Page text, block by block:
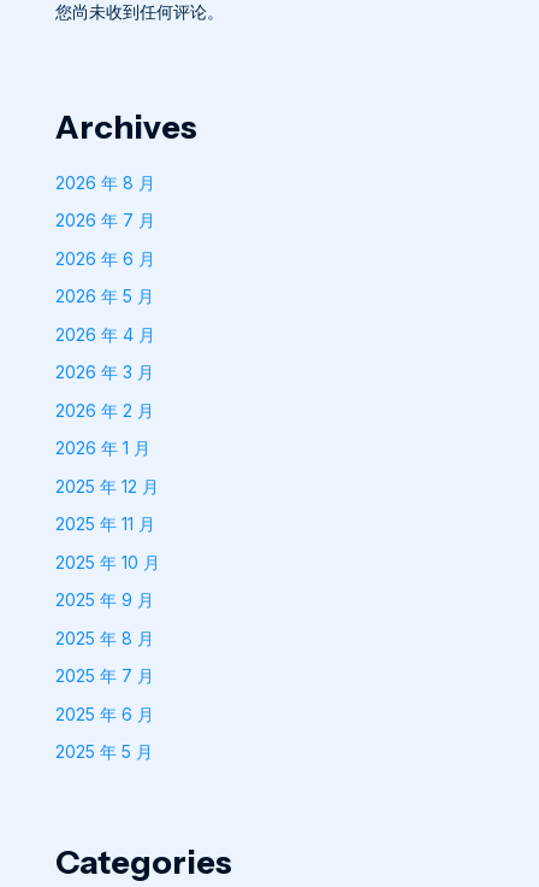
您尚未收到任何评论。
Archives
2026 年 8 月
2026 年 7 月
2026 年 6 月
2026 年 5 月
2026 年 4 月
2026 年 3 月
2026 年 2 月
2026 年 1 月
2025 年 12 月
2025 年 11 月
2025 年 10 月
2025 年 9 月
2025 年 8 月
2025 年 7 月
2025 年 6 月
2025 年 5 月
Categories